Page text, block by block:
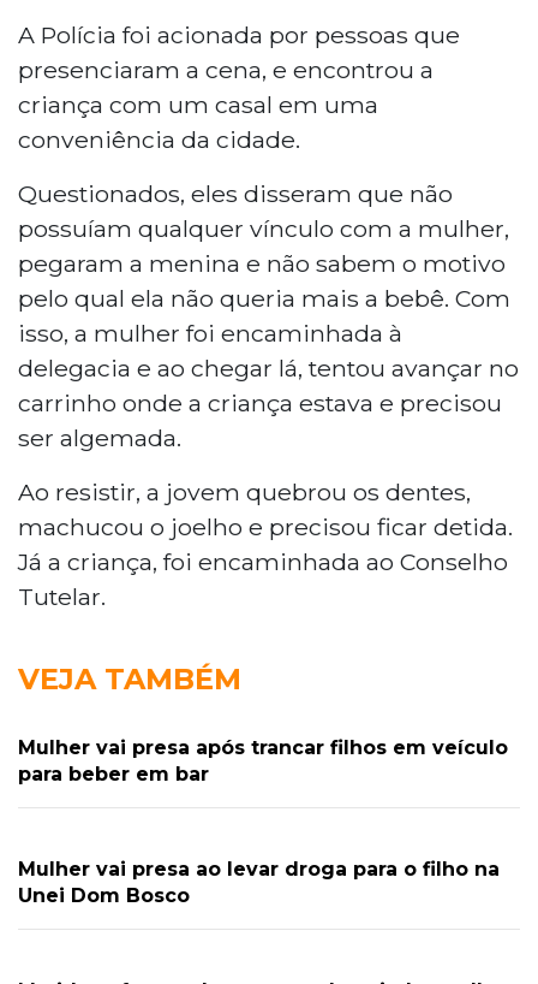
A Polícia foi acionada por pessoas que
presenciaram a cena, e encontrou a
criança com um casal em uma
conveniência da cidade.
Questionados, eles disseram que não
possuíam qualquer vínculo com a mulher,
pegaram a menina e não sabem o motivo
pelo qual ela não queria mais a bebê. Com
isso, a mulher foi encaminhada à
delegacia e ao chegar lá, tentou avançar no
carrinho onde a criança estava e precisou
ser algemada.
Ao resistir, a jovem quebrou os dentes,
machucou o joelho e precisou ficar detida.
Já a criança, foi encaminhada ao Conselho
Tutelar.
VEJA TAMBÉM
Mulher vai presa após trancar filhos em veículo
para beber em bar
Mulher vai presa ao levar droga para o filho na
Unei Dom Bosco